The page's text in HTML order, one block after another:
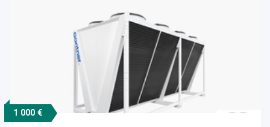
Договірна
1 000 $
1 000 €
1 000 € 1 000 $
1 000 €
1 000 $
1 $
Договірна
Договірна
1 000 $